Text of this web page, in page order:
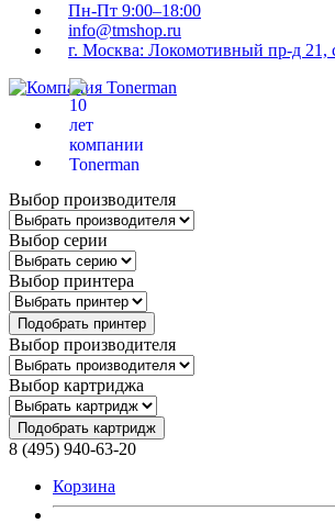
Пн-Пт 9:00–18:00
info@tmshop.ru
г. Москва: Локомотивный пр-д 21,
Выбор производителя
Выбор серии
Выбор принтера
Подобрать принтер
Выбор производителя
Выбор картриджа
Подобрать картридж
8 (495) 940-63-20
Корзина